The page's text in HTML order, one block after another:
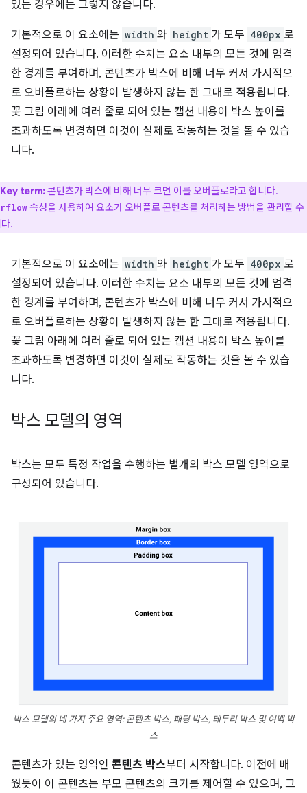
있는 경우에는 그렇지 않습니다.
기본적으로 이 요소에는 width 와 height 가 모두 400px 로
설정되어 있습니다. 이러한 수치는 요소 내부의 모든 것에 엄격
한 경계를 부여하며, 콘텐츠가 박스에 비해 너무 커서 가시적으
로 오버플로하는 상황이 발생하지 않는 한 그대로 적용됩니다.
꽃 그림 아래에 여러 줄로 되어 있는 캡션 내용이 박스 높이를
초과하도록 변경하면 이것이 실제로 작동하는 것을 볼 수 있습
니다.
Key term:콘텐츠가 박스에 비해 너무 크면 이를 오버플로라고 합니다.
속성을 사용하여 요소가 오버플로 콘텐츠를 처리하는 방법을 관리할 수
.
기본적으로 이 요소에는 width 와 height 가 모두 400px 로
설정되어 있습니다. 이러한 수치는 요소 내부의 모든 것에 엄격
한 경계를 부여하며, 콘텐츠가 박스에 비해 너무 커서 가시적으
로 오버플로하는 상황이 발생하지 않는 한 그대로 적용됩니다.
꽃 그림 아래에 여러 줄로 되어 있는 캡션 내용이 박스 높이를
초과하도록 변경하면 이것이 실제로 작동하는 것을 볼 수 있습
니다.
박스 모델의 영역
박스는 모두 특정 작업을 수행하는 별개의 박스 모델 영역으로
구성되어 있습니다.
박스 모델의 네 가지 주요 영역: 콘텐츠 박스, 패딩 박스, 테두리 박스 및 여백 박
스
콘텐츠가 있는 영역인 콘텐츠 박스부터 시작합니다. 이전에 배
웠듯이 이 콘텐츠는 부모 콘텐츠의 크기를 제어할 수 있으며, 그